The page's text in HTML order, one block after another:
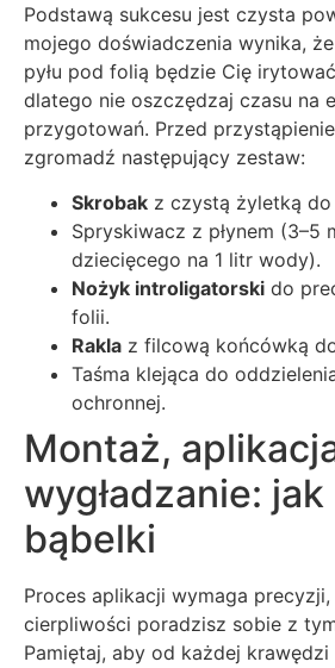
Podstawą sukcesu jest czysta
mojego doświadczenia wynika,
pyłu pod folią będzie Cię
dlatego nie oszczędzaj czasu na
przygotowań. Przed
zgromadź następujący zestaw:
Skrobak z czystą żyletką do
Spryskiwacz z płynem (3–5
dziecięcego na 1 litr wody).
Nożyk introligatorski do
folii.
Rakla z filcową końcówką
Taśma klejąca do
ochronnej.
Montaż,
wygładzanie:
bąbelki
Proces aplikacji wymaga
cierpliwości poradzisz sobie z
Pamiętaj, aby od każdej krawędzi